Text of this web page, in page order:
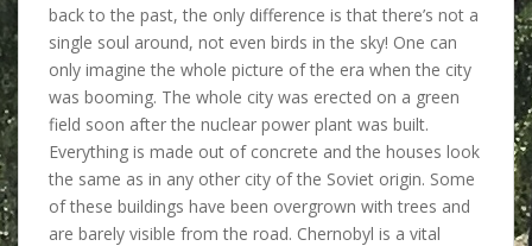
back to the past, the only difference is that there’s not a
single soul around, not even birds in the sky! One can
only imagine the whole picture of the era when the city
was booming. The whole city was erected on a green
field soon after the nuclear power plant was built.
Everything is made out of concrete and the houses look
the same as in any other city of the Soviet origin. Some
of these buildings have been overgrown with trees and
are barely visible from the road. Chernobyl is a vital